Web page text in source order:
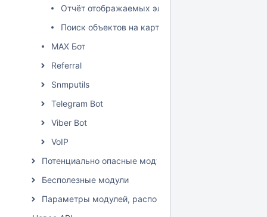
Отчёт отображаемых элементов
Поиск объектов на карте
MAX Бот
Referral
Snmputils
Telegram Bot
Viber Bot
VoIP
Потенциально опасные модули
Бесполезные модули
Параметры модулей, расположение влияет на